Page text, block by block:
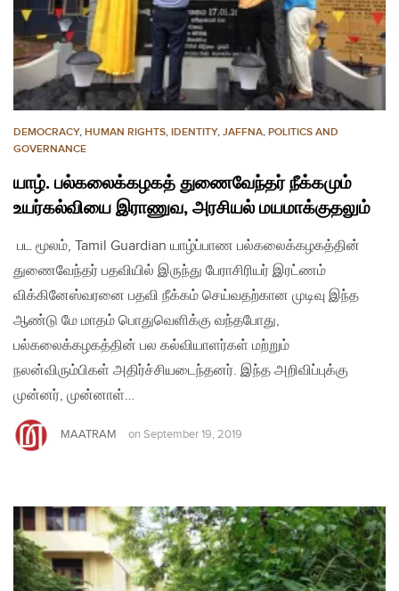
DEMOCRACY, HUMAN RIGHTS, IDENTITY, JAFFNA, POLITICS AND
GOVERNANCE
யாழ். பல்கலைக்கழகத் துணைவேந்தர் நீக்கமும்
உயர்கல்வியை இராணுவ, அரசியல் மயமாக்குதலும்
பட மூலம், Tamil Guardian யாழ்ப்பாண பல்கலைக்கழகத்தின்
துணைவேந்தர் பதவியில் இருந்து பேராசிரியர் இரட்ணம்
விக்கினேஸ்வரனை பதவி நீக்கம் செய்வதற்கான முடிவு இந்த
ஆண்டு மே மாதம் பொதுவெளிக்கு வந்தபோது,
பல்கலைக்கழகத்தின் பல கல்வியாளர்கள் மற்றும்
நலன்விரும்பிகள் அதிர்ச்சியடைந்தனர். இந்த அறிவிப்புக்கு
முன்னர், முன்னாள்…
MAATRAM on September 19, 2019